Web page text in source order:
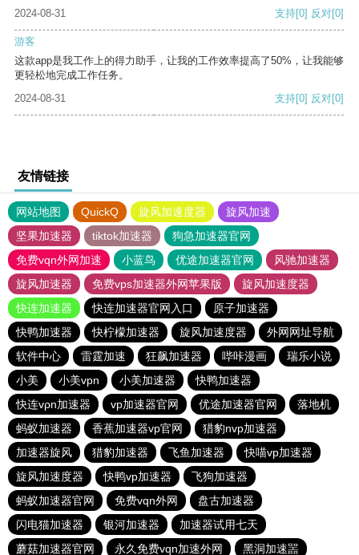
2024-08-31
支持[0] 反对[0]
游客
这款app是我工作上的得力助手，让我的工作效率提高了50%，让我能够
更轻松地完成工作任务。
2024-08-31
支持[0] 反对[0]
友情链接
网站地图 QuickQ 旋风加速度器
旋风加速
坚果加速器
tiktok加速器
狗急加速器官网
免费vqn外网加速
小蓝鸟 优途加速器官网
风驰加速器
旋风加速器
免费vps加速器外网苹果版
旋风加速度器
快连加速器
快连加速器官网入口
原子加速器
快鸭加速器
快柠檬加速器 旋风加速度器
外网网址导航
软件中心
雷霆加速 狂飙加速器 哔咔漫画
瑞乐小说
小美
小美vpn 小美加速器
快鸭加速器
快连vρn加速器
vp加速器官网 优途加速器官网
落地机
蚂蚁加速器
香蕉加速器vp官网
猎豹nvp加速器
加速器旋风
猎豹加速器 飞鱼加速器
快喵vp加速器
旋风加速度器
快鸭vp加速器
飞狗加速器
蚂蚁加速器官网
免费vqn外网
盘古加速器
闪电猫加速器
银河加速器
加速器试用七天
蘑菇加速器官网
永久免费vqn加速外网 黑洞加速噐